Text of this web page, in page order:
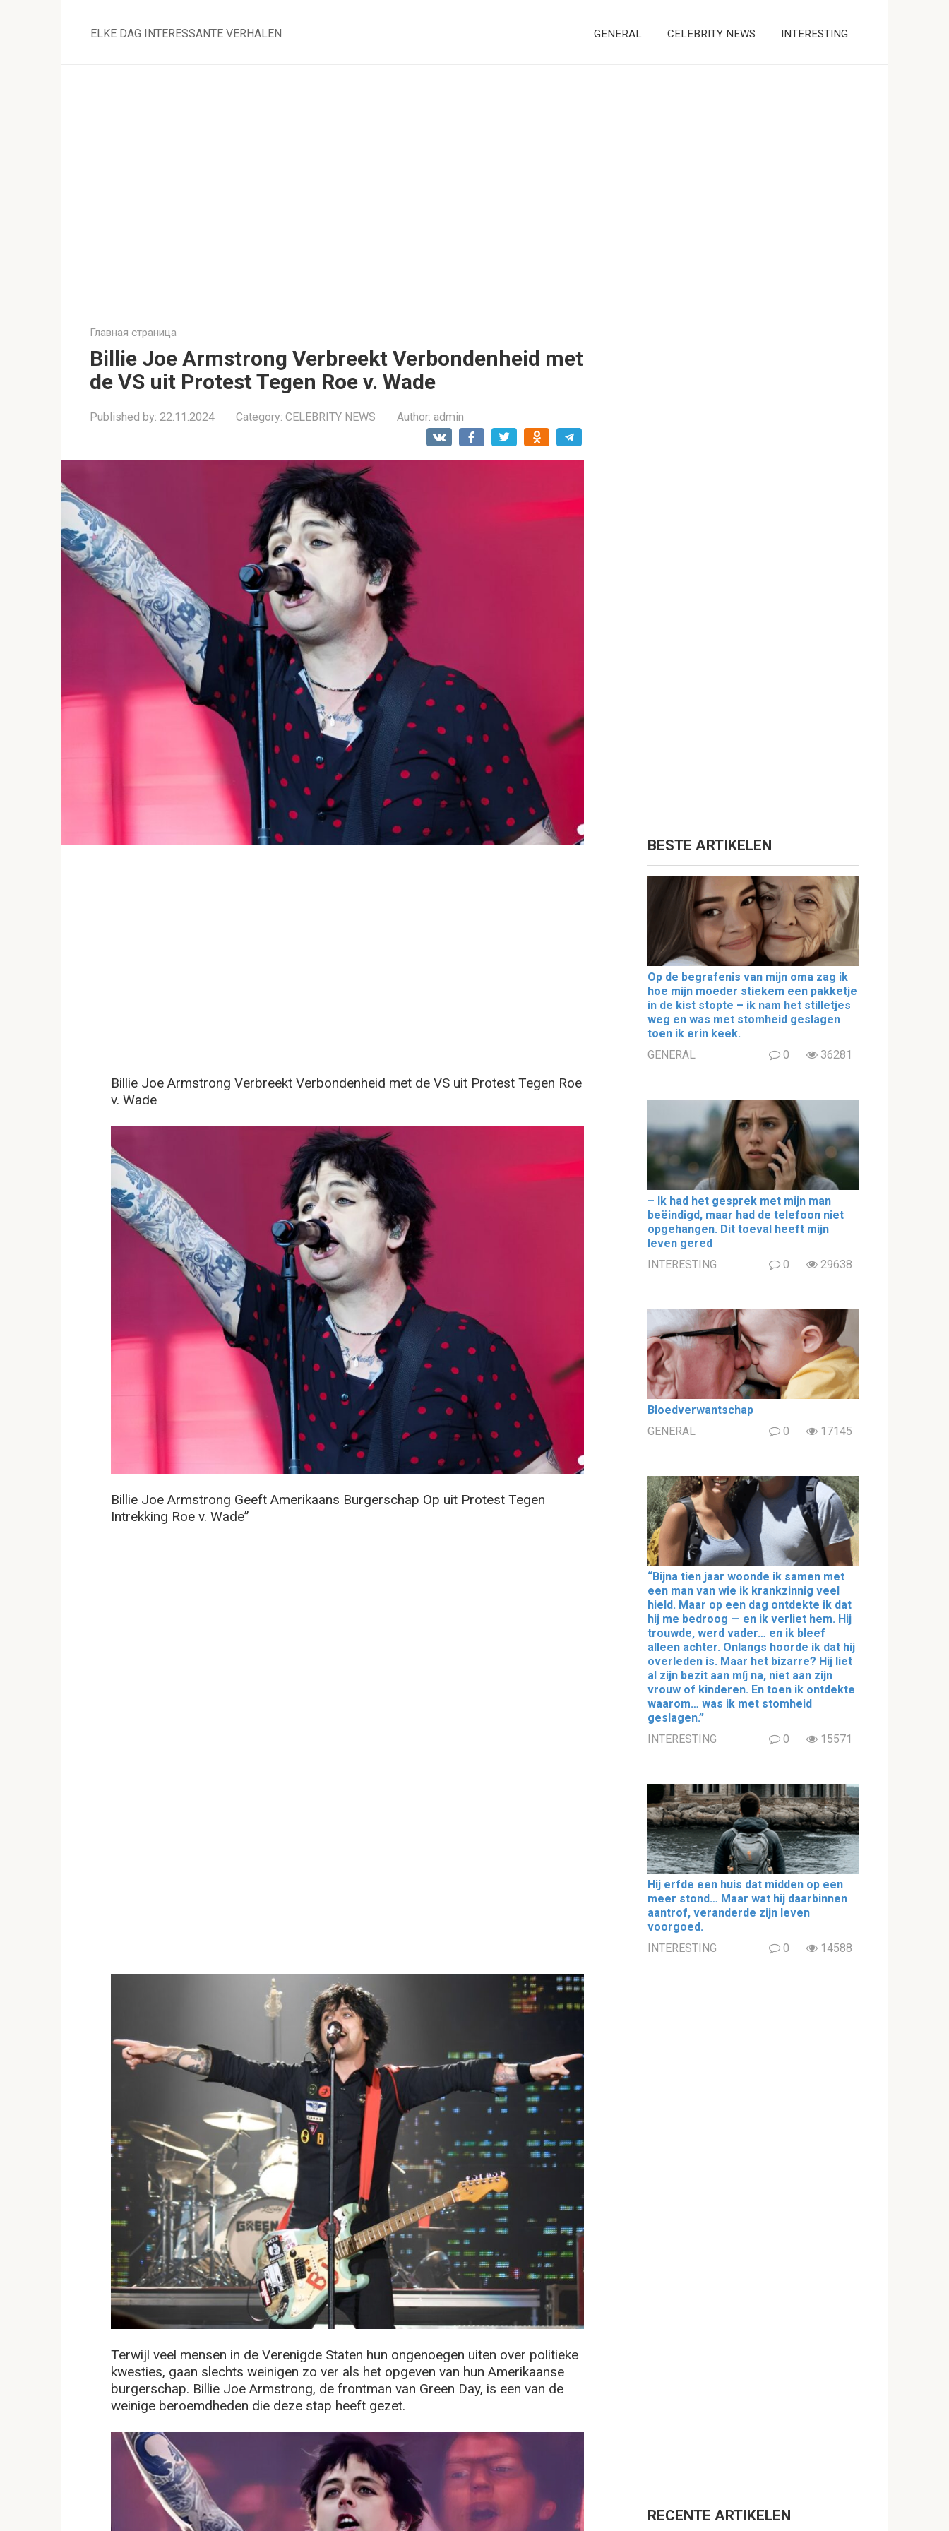
ELKE DAG INTERESSANTE VERHALEN GENERAL CELEBRITY NEWS INTERESTING
Главная страница
Billie Joe Armstrong Verbreekt Verbondenheid met
de VS uit Protest Tegen Roe v. Wade
Published by: 22.11.2024 Category: CELEBRITY NEWS Author: admin
Billie Joe Armstrong Verbreekt Verbondenheid met de VS uit Protest Tegen Roe
v. Wade
Billie Joe Armstrong Geeft Amerikaans Burgerschap Op uit Protest Tegen
Intrekking Roe v. Wade”
Terwijl veel mensen in de Verenigde Staten hun ongenoegen uiten over politieke
kwesties, gaan slechts weinigen zo ver als het opgeven van hun Amerikaanse
burgerschap. Billie Joe Armstrong, de frontman van Green Day, is een van de
weinige beroemdheden die deze stap heeft gezet.
BESTE ARTIKELEN
Op de begrafenis van mijn oma zag ik
hoe mijn moeder stiekem een pakketje
in de kist stopte – ik nam het stilletjes
weg en was met stomheid geslagen
toen ik erin keek.
GENERAL
0 36281
– Ik had het gesprek met mijn man
beëindigd, maar had de telefoon niet
opgehangen. Dit toeval heeft mijn
leven gered
INTERESTING
0 29638
Bloedverwantschap
GENERAL
0 17145
“Bijna tien jaar woonde ik samen met
een man van wie ik krankzinnig veel
hield. Maar op een dag ontdekte ik dat
hij me bedroog — en ik verliet hem. Hij
trouwde, werd vader… en ik bleef
alleen achter. Onlangs hoorde ik dat hij
overleden is. Maar het bizarre? Hij liet
al zijn bezit aan míj na, niet aan zijn
vrouw of kinderen. En toen ik ontdekte
waarom… was ik met stomheid
geslagen.”
INTERESTING
0 15571
Hij erfde een huis dat midden op een
meer stond… Maar wat hij daarbinnen
aantrof, veranderde zijn leven
voorgoed.
INTERESTING
0 14588
RECENTE ARTIKELEN